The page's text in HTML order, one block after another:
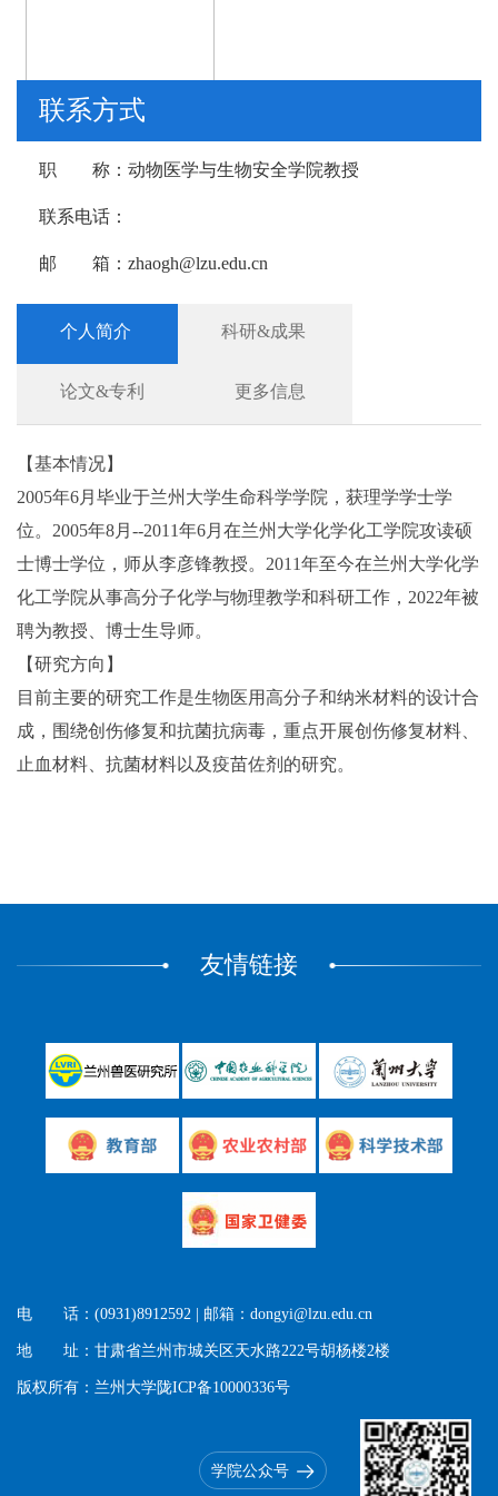
联系方式
职 称： 动物医学与生物安全学院教授
联系电话：
邮 箱： zhaogh@lzu.edu.cn
个人简介 科研&成果
论文&专利 更多信息
【基本情况】
2005年6月毕业于兰州大学生命科学学院，获理学学士学
位。2005年8月--2011年6月在兰州大学化学化工学院攻读硕
士博士学位，师从李彦锋教授。2011年至今在兰州大学化学
化工学院从事高分子化学与物理教学和科研工作，2022年被
聘为教授、博士生导师。
【研究方向】
目前主要的研究工作是生物医用高分子和纳米材料的设计合
成，围绕创伤修复和抗菌抗病毒，重点开展创伤修复材料、
止血材料、抗菌材料以及疫苗佐剂的研究。
友情链接
电 话：(0931)8912592 | 邮箱：dongyi@lzu.edu.cn
地 址：甘肃省兰州市城关区天水路222号胡杨楼2楼
版权所有：兰州大学陇ICP备10000336号
学院公众号